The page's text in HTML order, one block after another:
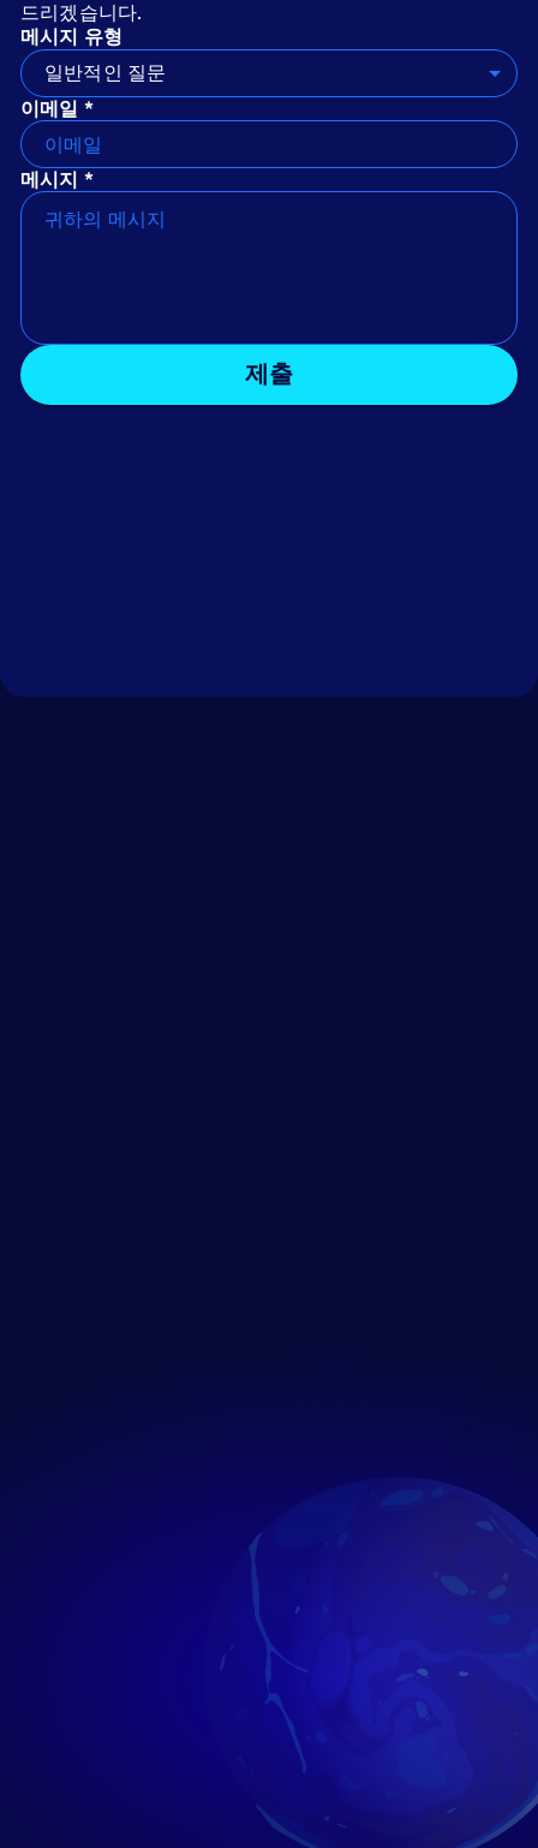
드리겠습니다.
메시지 유형
일반적인 질문
이메일 *
메시지 *
제출